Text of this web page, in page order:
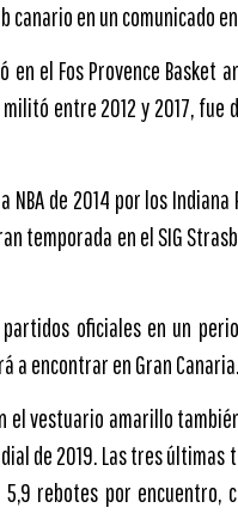
en un comunicado en
el Fos Provence Basket
entre 2012 y 2017, fue
de 2014 por los
temporada en el SIG
oficiales en un
a encontrar en Gran Canaria.
vestuario amarillo
de 2019. Las tres
5,9 rebotes por